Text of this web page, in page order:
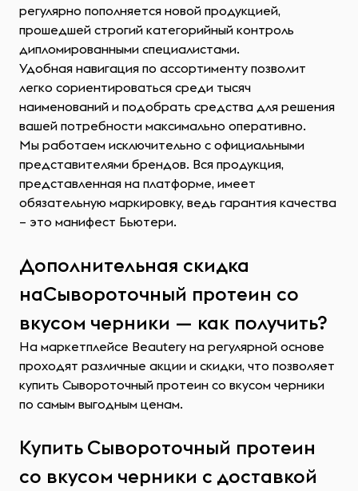
регулярно пополняется новой продукцией,
прошедшей строгий категорийный контроль
дипломированными специалистами.
Удобная навигация по ассортименту позволит
легко сориентироваться среди тысяч
наименований и подобрать средства для решения
вашей потребности максимально оперативно.
Мы работаем исключительно с официальными
представителями брендов. Вся продукция,
представленная на платформе, имеет
обязательную маркировку, ведь гарантия качества
– это манифест Бьютери.
Дополнительная скидка
наСывороточный протеин со
вкусом черники — как получить?
На маркетплейсе Beautery на регулярной основе
проходят различные акции и скидки, что позволяет
купить Сывороточный протеин со вкусом черники
по самым выгодным ценам.
Купить Сывороточный протеин
со вкусом черники с доставкой